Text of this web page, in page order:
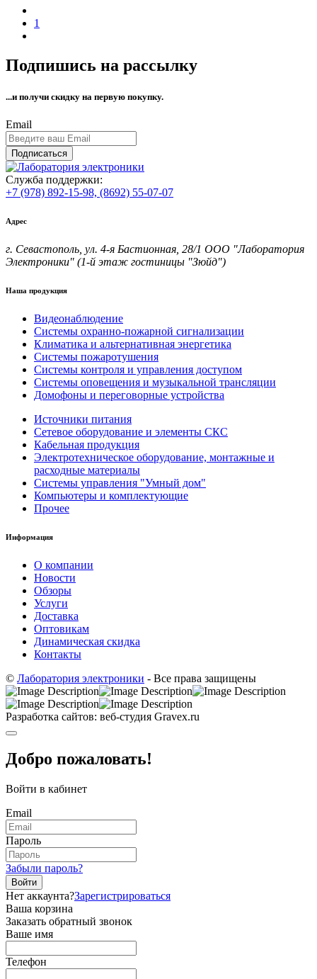
1
Подпишись на рассылку
...и получи скидку на первую покупку.
Email
Подписаться
Служба поддержки:
+7 (978) 892-15-98, (8692) 55-07-07
Адрес
г. Севастополь, ул. 4-я Бастионная, 28/1 ООО "Лаборатория
Электроники" (1-й этаж гостиницы "Зюйд")
Наша продукция
Видеонаблюдение
Системы охранно-пожарной сигнализации
Климатика и альтернативная энергетика
Системы пожаротушения
Системы контроля и управления доступом
Системы оповещения и музыкальной трансляции
Домофоны и переговорные устройства
Источники питания
Сетевое оборудование и элементы СКС
Кабельная продукция
Электротехническое оборудование, монтажные и
расходные материалы
Системы управления "Умный дом"
Компьютеры и комплектующие
Прочее
Информация
О компании
Новости
Обзоры
Услуги
Доставка
Оптовикам
Динамическая скидка
Контакты
© Лаборатория электроники - Все права защищены
Разработка сайтов: веб-студия Gravex.ru
Добро пожаловать!
Войти в кабинет
Email
Пароль
Забыли пароль?
Войти
Нет аккаунта?Зарегистрироваться
Ваша корзина
Заказать обратный звонок
Ваше имя
Телефон